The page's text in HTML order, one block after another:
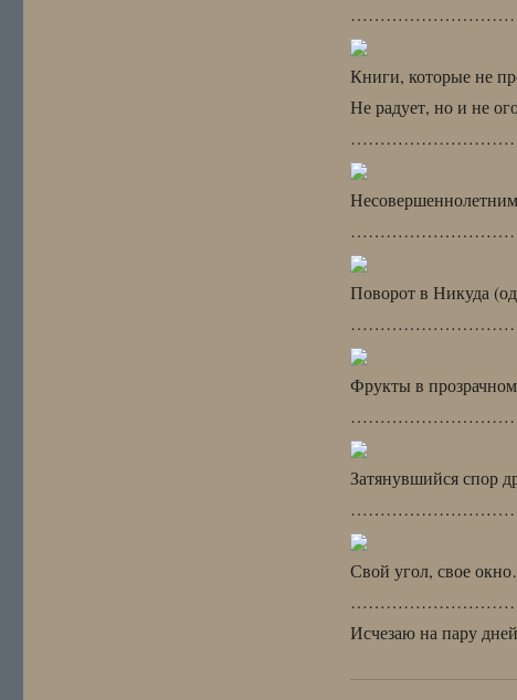
Книги, которые не
Не радует, но и не
Поворот в Никуда
Фрукты в
Затянувшийся спор
Свой угол, свое
Исчезаю на пару